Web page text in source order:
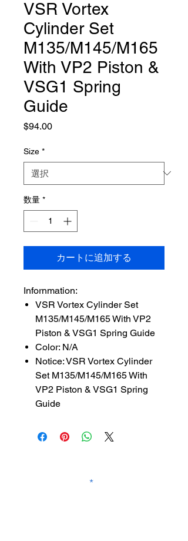
VSR Vortex
Cylinder Set
M135/M145/M165
With VP2 Piston &
VSG1 Spring
Guide
$94.00価
Size *
数量 *
カートに追加する
Infornmation:
VSR Vortex Cylinder Set
M135/M145/M165 With VP2
Piston & VSG1 Spring Guide
Color: N/A
Notice: VSR Vortex Cylinder
Set M135/M145/M165 With
VP2 Piston & VSG1 Spring
Guide